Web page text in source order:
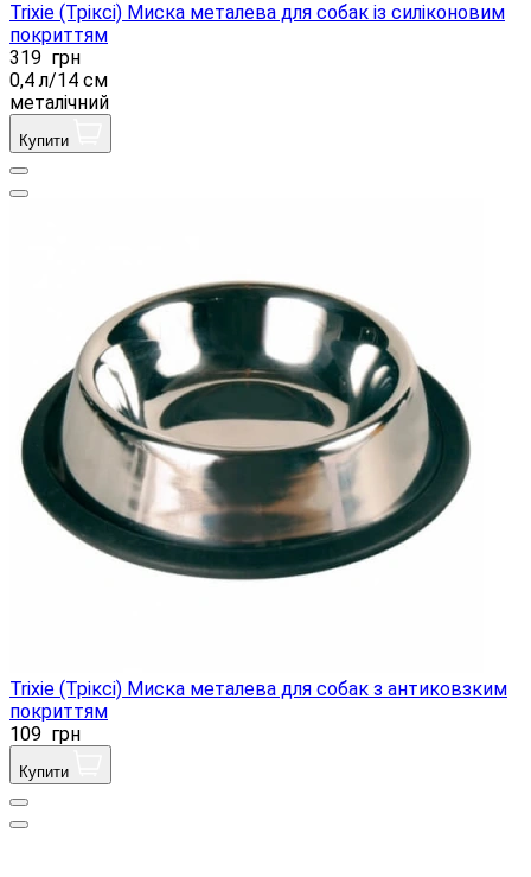
Trixie (Тріксі) Миска металева для собак із силіконовим
покриттям
319 грн
0,4 л/14 см
металічний
Купити
Trixie (Тріксі) Миска металева для собак з антиковзким
покриттям
109 грн
Купити